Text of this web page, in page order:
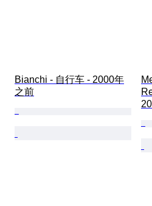
Bianchi - 自行车 - 2000年
之前